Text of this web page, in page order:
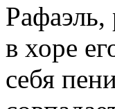
в хоре
себя